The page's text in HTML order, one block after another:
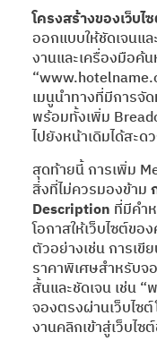
โครงสร้างของเว็บ
ออกแบบให้ชัดเจนแ
งานและเครื่องมือค้น
เมนูนำทางที่มีการจั
พร้อมทั้งเพิ่ม
ไปยังหน้าเดิมได้สะด
สุดท้ายนี้ การเพิ่ม
สิ่งที่ไม่ควรมองข้าม
Description ที่มีคำ
โอกาสให้เว็บไซต์ข
ตัวอย่างเช่น การเขี
ราคาพิเศษสำหรับจ
สั้นและชัดเจน เช่น
จองตรงผ่านเว็บไซ
งานคลิกเข้าสู่เว็บไ